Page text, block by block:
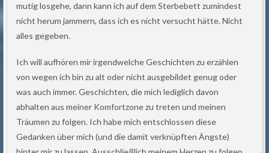
mutig losgehe,dann kann ich auf dem Sterbebett zumindest
nicht herum jammern, dass ich es nicht versucht hätte. Nicht
alles gegeben.
Ich will aufhören mir irgendwelche Geschichten zu erzählen
von wegen ich bin zu alt oder nicht ausgebildet genug oder
was auch immer. Geschichten, die mich lediglich davon
abhalten aus meiner Komfortzone zu treten und meinen
Träumen zu folgen. Ich habe mich entschlossen diese
Gedanken über mich (und die damit verknüpften Ängste)